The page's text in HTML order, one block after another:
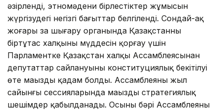
әзірленді, этномәдени бірлестіктер жұмысын
жүргізудегі негізгі бағыттар белгіленді. Сондай-ақ
жоғары заң шығару органында Қазақстанның
біртұтас халқының мүддесін қорғау үшін
Парламентке Қазақстан халқы Ассамблеясынан
депутаттар сайлануының конституциялық бекітілуі
өте маңызды қадам болды. Ассамблеяның жыл
сайынғы сессияларында маңызды стратегиялық
шешімдер қабылданады. Осының бәрі Ассамблеяның